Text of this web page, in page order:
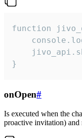
function
}
onOpen#
Is executed when the
proactive invitation)